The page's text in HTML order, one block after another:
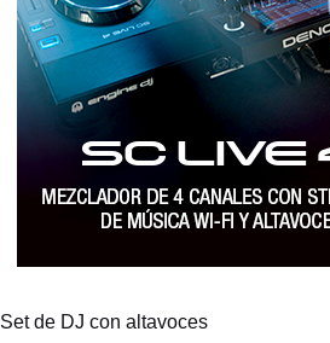
Set de DJ con altavoces